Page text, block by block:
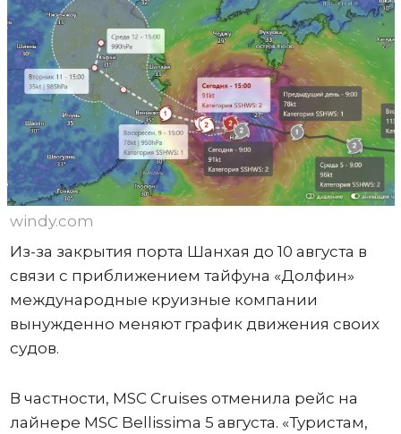
windy.com
Из-за закрытия порта Шанхая до 10 августа в
связи с приближением тайфуна «Долфин»
международные круизные компании
вынужденно меняют график движения своих
судов.
В частности, MSC Cruises отменила рейс на
лайнере MSC Bellissima 5 августа. «Туристам,